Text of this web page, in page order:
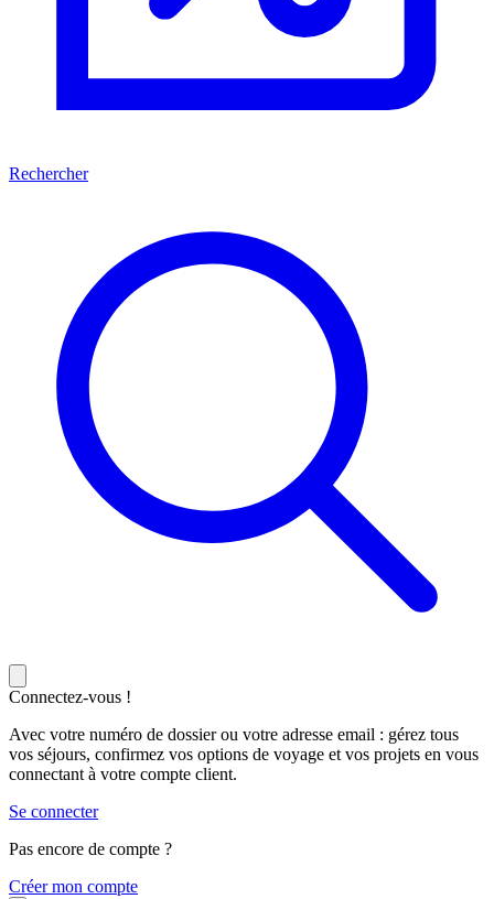
Rechercher
Connectez-vous !
Avec votre numéro de dossier ou votre adresse email : gérez tous
vos séjours, confirmez vos options de voyage et vos projets en vous
connectant à votre compte client.
Se connecter
Pas encore de compte ?
Créer mon compte